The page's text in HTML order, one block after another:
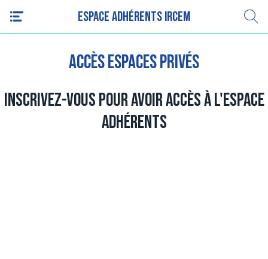
Espace adhérents IRCEM
Accès espaces privés
Inscrivez-vous pour avoir accès à l'espace
adhérents